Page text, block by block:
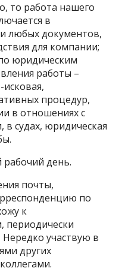
то работа нашего
в
любых документов,
для компании;
юридическим
работы –
процедур,
в отношениях с
судах, юридическая
день.
почты,
по
к
периодически
участвую в
других